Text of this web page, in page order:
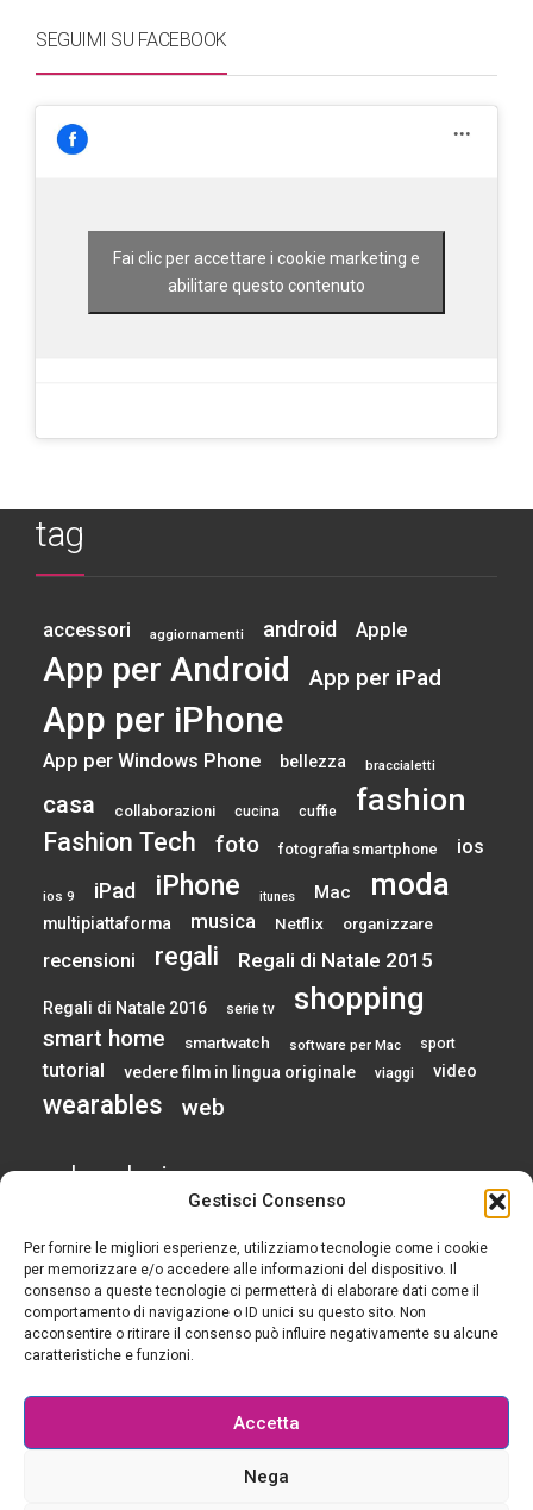
Gestisci Consenso
Per fornire le migliori esperienze, utilizziamo tecnologie come i cookie
per memorizzare e/o accedere alle informazioni del dispositivo. Il
consenso a queste tecnologie ci permetterà di elaborare dati come il
comportamento di navigazione o ID unici su questo sito. Non
acconsentire o ritirare il consenso può influire negativamente su alcune
caratteristiche e funzioni.
Accetta
Nega
SEGUIMI SU FACEBOOK
Fai clic per accettare i cookie marketing e
abilitare questo contenuto
tag
accessori aggiornamenti android Apple
App per Android App per iPad
App per iPhone
App per Windows Phone bellezza braccialetti
casa collaborazioni cucina cuffie fashion
Fashion Tech foto fotografia smartphone ios
ios 9 iPad iPhone itunes Mac moda
multipiattaforma musica Netflix organizzare
recensioni regali Regali di Natale 2015
Regali di Natale 2016 serie tv shopping
smart home smartwatch software per Mac sport
tutorial vedere film in lingua originale viaggi video
wearables web
calendario
AGOSTO 2026
L M M G V S
1
2
10
11 12 13 14 15
16
20